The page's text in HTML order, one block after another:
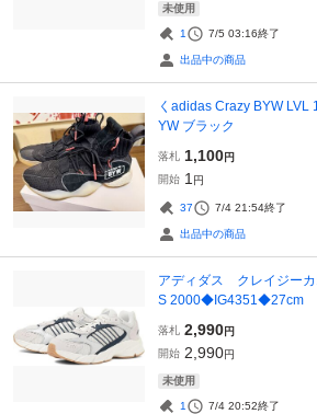
未使用
1 7/5 03:16終了
出品中の商品
くadidas Crazy BYW LVL
YW ブラック
落札 1,100円
開始 1 円
37 7/4 21:54終了
出品中の商品
アディダス クレイジー
S 2000◆IG4351◆27cm
落札 2,990円
開始 2,990円
未使用
1 7/4 20:52終了